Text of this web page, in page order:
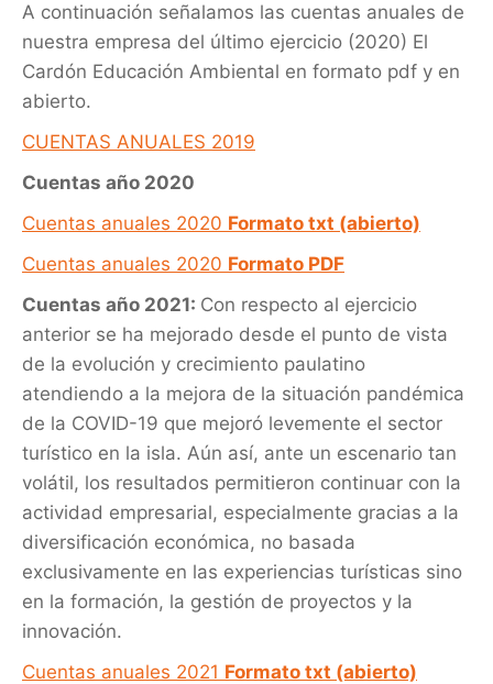
A continuación señalamos las cuentas anuales de
nuestra empresa del último ejercicio (2020) El
Cardón Educación Ambiental en formato pdf y en
abierto.
CUENTAS ANUALES 2019
Cuentas año 2020
Cuentas anuales 2020 Formato txt (abierto)
Cuentas anuales 2020 Formato PDF
Cuentas año 2021: Con respecto al ejercicio
anterior se ha mejorado desde el punto de vista
de la evolución y crecimiento paulatino
atendiendo a la mejora de la situación pandémica
de la COVID-19 que mejoró levemente el sector
turístico en la isla. Aún así, ante un escenario tan
volátil, los resultados permitieron continuar con la
actividad empresarial, especialmente gracias a la
diversificación económica, no basada
exclusivamente en las experiencias turísticas sino
en la formación, la gestión de proyectos y la
innovación.
Cuentas anuales 2021 Formato txt (abierto)